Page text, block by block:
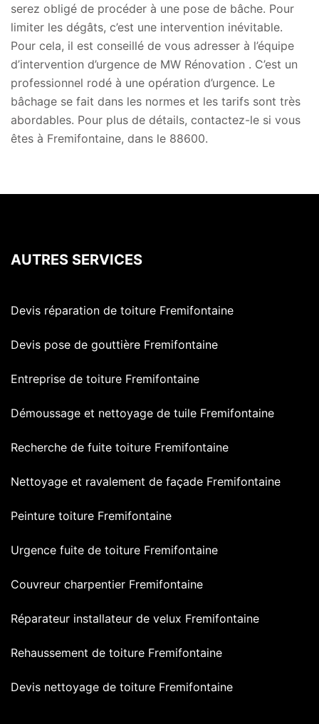
serez obligé de procéder à une pose de bâche. Pour
limiter les dégâts, c’est une intervention inévitable.
Pour cela, il est conseillé de vous adresser à l’équipe
d’intervention d’urgence de MW Rénovation . C’est un
professionnel rodé à une opération d’urgence. Le
bâchage se fait dans les normes et les tarifs sont très
abordables. Pour plus de détails, contactez-le si vous
êtes à Fremifontaine, dans le 88600.
AUTRES SERVICES
Devis réparation de toiture Fremifontaine
Devis pose de gouttière Fremifontaine
Entreprise de toiture Fremifontaine
Démoussage et nettoyage de tuile Fremifontaine
Recherche de fuite toiture Fremifontaine
Nettoyage et ravalement de façade Fremifontaine
Peinture toiture Fremifontaine
Urgence fuite de toiture Fremifontaine
Couvreur charpentier Fremifontaine
Réparateur installateur de velux Fremifontaine
Rehaussement de toiture Fremifontaine
Devis nettoyage de toiture Fremifontaine